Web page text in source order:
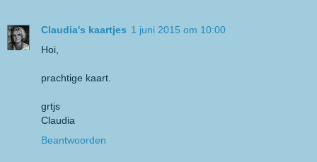
Claudia's kaartjes 1 juni 2015 om 10:00
Hoi,
prachtige kaart.
grtjs
Claudia
Beantwoorden